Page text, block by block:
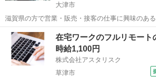
大津市
滋賀県の方で営業・販売・接客の仕事に興味のあ
の方も歓迎）を募集します。（他の地域の方はご相
業にプラスして副収入を得たいけど、副業をする
間が取りづらいといったことはあ...
滋賀 大津市 営業
在宅ワークのフルリモート
時給1,100円
株式会社アスタリスク
草津市